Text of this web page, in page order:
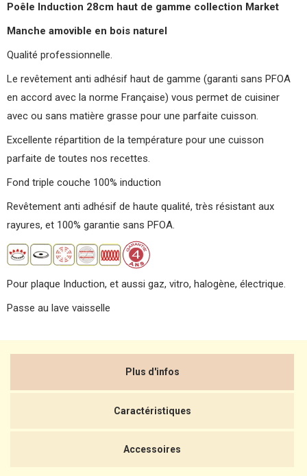
Poêle Induction 28cm haut de gamme collection Market
Manche amovible en bois naturel
Qualité professionnelle.
Le revêtement anti adhésif haut de gamme (garanti sans PFOA
en accord avec la norme Française) vous permet de cuisiner
avec ou sans matière grasse pour une parfaite cuisson.
Excellente répartition de la température pour une cuisson
parfaite de toutes nos recettes.
Fond triple couche 100% induction
Revêtement anti adhésif de haute qualité, très résistant aux
rayures, et 100% garantie sans PFOA.
Pour plaque Induction, et aussi gaz, vitro, halogène, électrique.
Passe au lave vaisselle
Plus d'infos
Caractéristiques
Accessoires